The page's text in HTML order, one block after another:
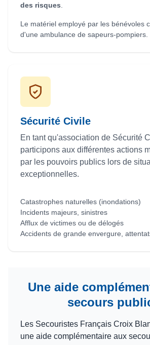
des risques
Le matériel employé par les bénévoles
d'une ambulance de sapeurs-pompiers.
Sécurité Civile
En tant qu'association de Sécurité
participons aux différentes actions
par les pouvoirs publics lors de
exceptionnelles.
Catastrophes naturelles (inondations)
Incidents majeurs, sinistres
Afflux de victimes ou de délogés
Accidents de grande envergure,
Une aide
secours
Les Secouristes Français Croix
une aide complémentaire aux